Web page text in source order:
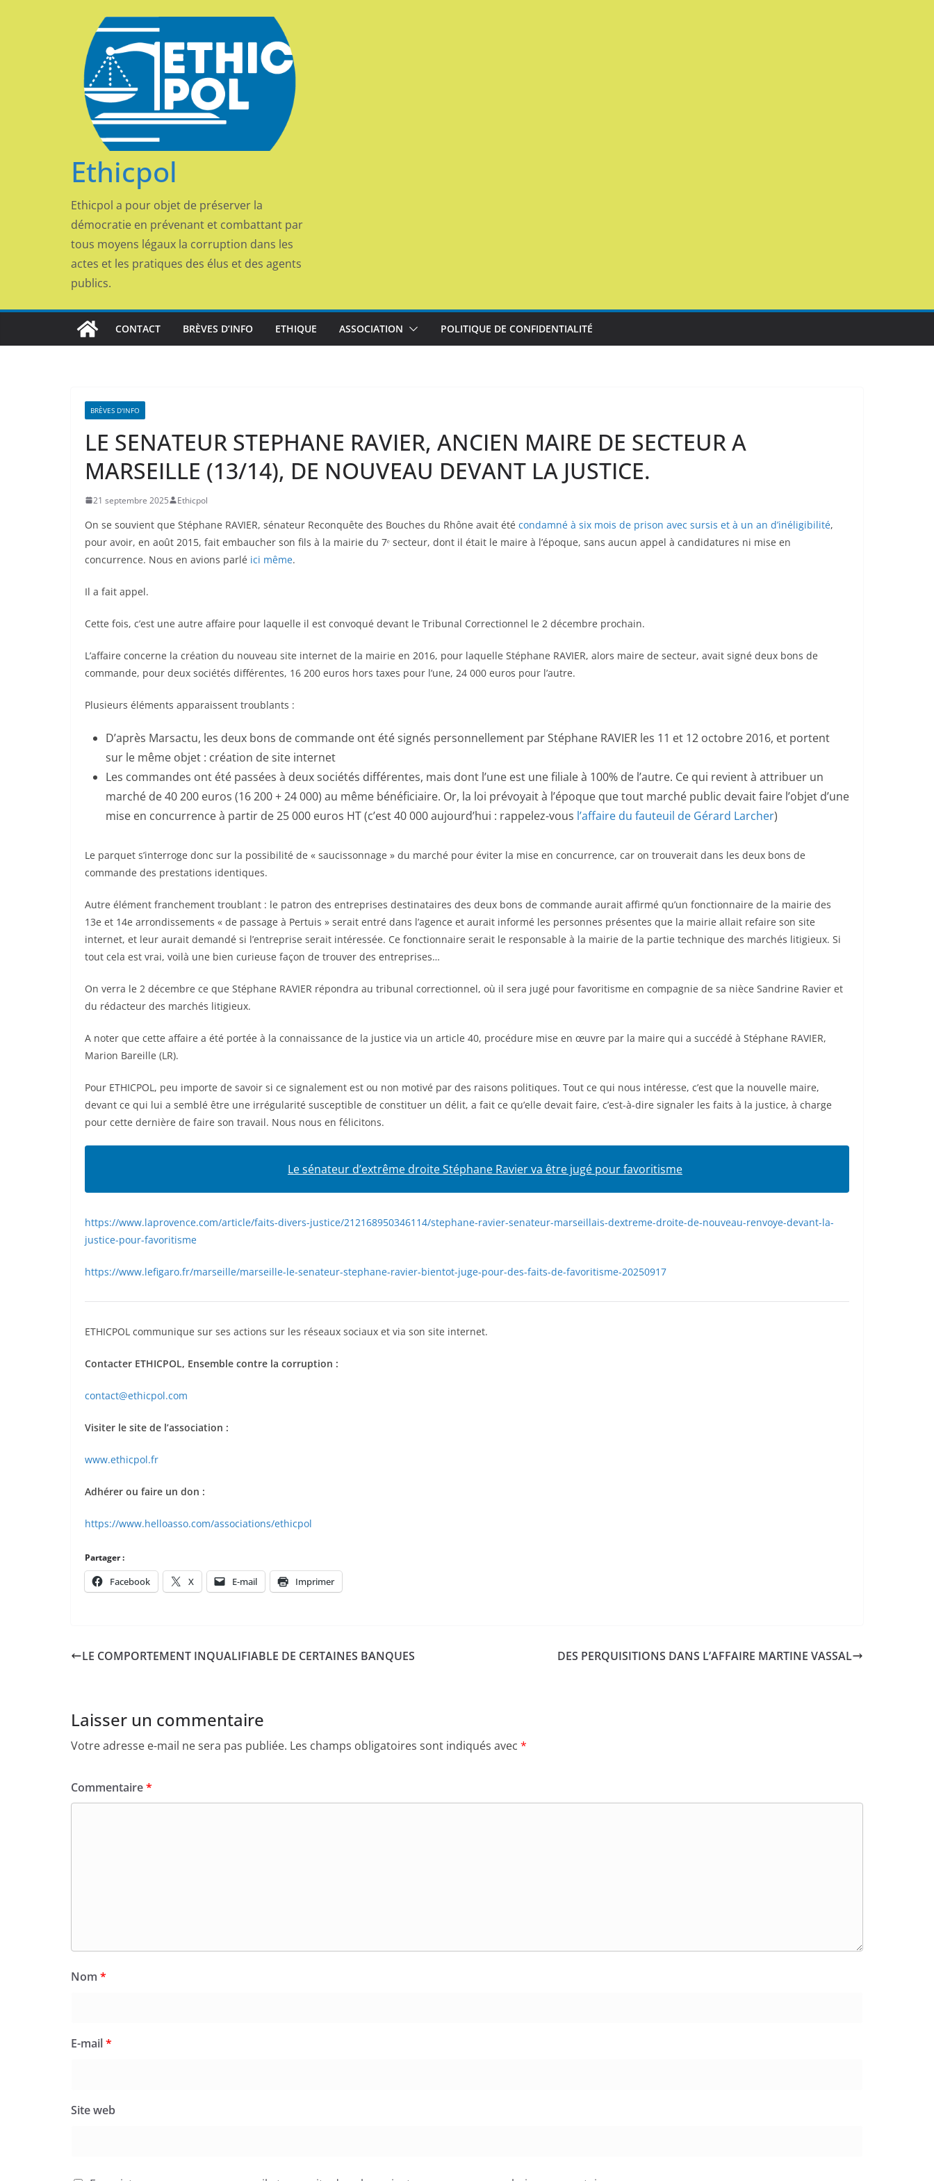
Ethicpol
Ethicpol a pour objet de préserver la
démocratie en prévenant et combattant par
tous moyens légaux la corruption dans les
actes et les pratiques des élus et des agents
publics.
CONTACT BRÈVES D’INFO ETHIQUE ASSOCIATION POLITIQUE DE CONFIDENTIALITÉ
BRÈVES D'INFO
LE SENATEUR STEPHANE RAVIER, ANCIEN MAIRE DE SECTEUR A
MARSEILLE (13/14), DE NOUVEAU DEVANT LA JUSTICE.
21 septembre 2025 Ethicpol
On se souvient que Stéphane RAVIER, sénateur Reconquête des Bouches du Rhône avait été condamné à six mois de prison avec sursis et à un an d’inéligibilité,
pour avoir, en août 2015, fait embaucher son fils à la mairie du 7ᵉ secteur, dont il était le maire à l’époque, sans aucun appel à candidatures ni mise en
concurrence. Nous en avions parlé ici même.
Il a fait appel.
Cette fois, c’est une autre affaire pour laquelle il est convoqué devant le Tribunal Correctionnel le 2 décembre prochain.
L’affaire concerne la création du nouveau site internet de la mairie en 2016, pour laquelle Stéphane RAVIER, alors maire de secteur, avait signé deux bons de
commande, pour deux sociétés différentes, 16 200 euros hors taxes pour l’une, 24 000 euros pour l’autre.
Plusieurs éléments apparaissent troublants :
D’après Marsactu, les deux bons de commande ont été signés personnellement par Stéphane RAVIER les 11 et 12 octobre 2016, et portent
sur le même objet : création de site internet
Les commandes ont été passées à deux sociétés différentes, mais dont l’une est une filiale à 100% de l’autre. Ce qui revient à attribuer un
marché de 40 200 euros (16 200 + 24 000) au même bénéficiaire. Or, la loi prévoyait à l’époque que tout marché public devait faire l’objet d’une
mise en concurrence à partir de 25 000 euros HT (c’est 40 000 aujourd’hui : rappelez-vous l’affaire du fauteuil de Gérard Larcher)
Le parquet s’interroge donc sur la possibilité de « saucissonnage » du marché pour éviter la mise en concurrence, car on trouverait dans les deux bons de
commande des prestations identiques.
Autre élément franchement troublant : le patron des entreprises destinataires des deux bons de commande aurait affirmé qu’un fonctionnaire de la mairie des
13e et 14e arrondissements « de passage à Pertuis » serait entré dans l’agence et aurait informé les personnes présentes que la mairie allait refaire son site
internet, et leur aurait demandé si l’entreprise serait intéressée. Ce fonctionnaire serait le responsable à la mairie de la partie technique des marchés litigieux. Si
tout cela est vrai, voilà une bien curieuse façon de trouver des entreprises…
On verra le 2 décembre ce que Stéphane RAVIER répondra au tribunal correctionnel, où il sera jugé pour favoritisme en compagnie de sa nièce Sandrine Ravier et
du rédacteur des marchés litigieux.
A noter que cette affaire a été portée à la connaissance de la justice via un article 40, procédure mise en œuvre par la maire qui a succédé à Stéphane RAVIER,
Marion Bareille (LR).
Pour ETHICPOL, peu importe de savoir si ce signalement est ou non motivé par des raisons politiques. Tout ce qui nous intéresse, c’est que la nouvelle maire,
devant ce qui lui a semblé être une irrégularité susceptible de constituer un délit, a fait ce qu’elle devait faire, c’est-à-dire signaler les faits à la justice, à charge
pour cette dernière de faire son travail. Nous nous en félicitons.
Le sénateur d’extrême droite Stéphane Ravier va être jugé pour favoritisme
https://www.laprovence.com/article/faits-divers-justice/212168950346114/stephane-ravier-senateur-marseillais-dextreme-droite-de-nouveau-renvoye-devant-la-
justice-pour-favoritisme
https://www.lefigaro.fr/marseille/marseille-le-senateur-stephane-ravier-bientot-juge-pour-des-faits-de-favoritisme-20250917
ETHICPOL communique sur ses actions sur les réseaux sociaux et via son site internet.
Contacter ETHICPOL, Ensemble contre la corruption :
contact@ethicpol.com
Visiter le site de l’association :
www.ethicpol.fr
Adhérer ou faire un don :
https://www.helloasso.com/associations/ethicpol
Partager :
Facebook X E-mail Imprimer
LE COMPORTEMENT INQUALIFIABLE DE CERTAINES BANQUES DES PERQUISITIONS DANS L’AFFAIRE MARTINE VASSAL
Laisser un commentaire
Votre adresse e-mail ne sera pas publiée. Les champs obligatoires sont indiqués avec *
Commentaire*
Nom *
E-mail*
Site web